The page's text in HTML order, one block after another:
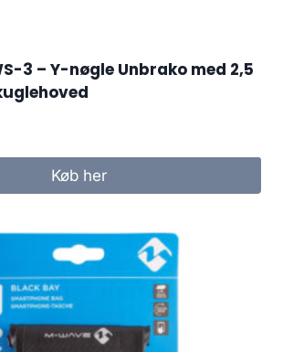
3 – Y-nøgle Unbrako med 2,5
Køb her